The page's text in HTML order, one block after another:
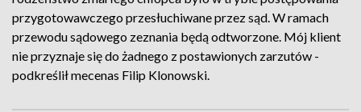
przygotowawczego przesłuchiwane przez sąd. W ramach
przewodu sądowego zeznania będą odtworzone. Mój klient
nie przyznaje się do żadnego z postawionych zarzutów -
podkreślił mecenas Filip Klonowski.